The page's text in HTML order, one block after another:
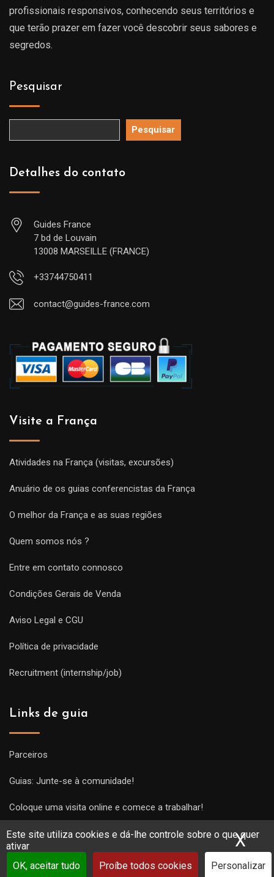
Este site utiliza cookies e dá-lhe controle sobre o que quer
ativar
OK, aceitar tudo
Proíbe todos cookies Personalizar
X
profissionais responsivos, conhecendo seus territórios e
que terão prazer em fazer você descobrir seus sabores e
segredos.
Pesquisar
Pesquisar
Detalhes do contato
Guides France
7 bd de Louvain
13008 MARSEILLE (FRANCE)
+33744750411
contact@guides-france.com
Visite a França
Atividades na França (visitas, excursões)
Anuário de os guias conferencistas da França
O melhor da França e as suas regiões
Quem somos nós ?
Entre em contato connosco
Condições Gerais de Venda
Aviso Legal e CGU
Política de privacidade
Recruitment (internship/job)
Links de guia
Parceiros
Guias: Junte-se à comunidade!
Coloque uma visita online e comece a trabalhar!